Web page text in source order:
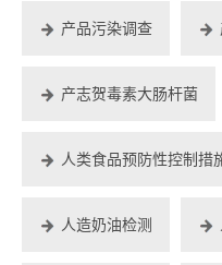
产品污染调查
产志贺毒素大肠杆菌
人类食品预防性控制措
人造奶油检测